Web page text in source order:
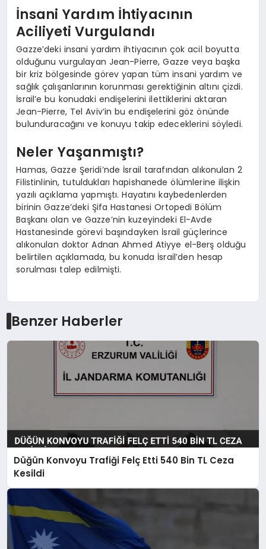
İnsani Yardım İhtiyacının
Aciliyeti Vurgulandı
Gazze’deki insani yardım ihtiyacının çok acil boyutta
olduğunu vurgulayan Jean-Pierre, Gazze veya başka
bir kriz bölgesinde görev yapan tüm insani yardım ve
sağlık çalışanlarının korunması gerektiğinin altını çizdi.
İsrail’e bu konudaki endişelerini ilettiklerini aktaran
Jean-Pierre, Tel Aviv’in bu endişelerini göz önünde
bulunduracağını ve konuyu takip edeceklerini söyledi.
Neler Yaşanmıştı?
Hamas, Gazze Şeridi’nde İsrail tarafından alıkonulan 2
Filistinlinin, tutuldukları hapishanede ölümlerine ilişkin
yazılı açıklama yapmıştı. Hayatını kaybedenlerden
birinin Gazze’deki Şifa Hastanesi Ortopedi Bölüm
Başkanı olan ve Gazze’nin kuzeyindeki El-Avde
Hastanesinde görevi başındayken İsrail güçlerince
alıkonulan doktor Adnan Ahmed Atiyye el-Berş olduğu
belirtilen açıklamada, bu konuda İsrail’den hesap
sorulması talep edilmişti.
Benzer Haberler
Düğün Konvoyu Trafiği Felç Etti 540 Bin TL Ceza
Kesildi